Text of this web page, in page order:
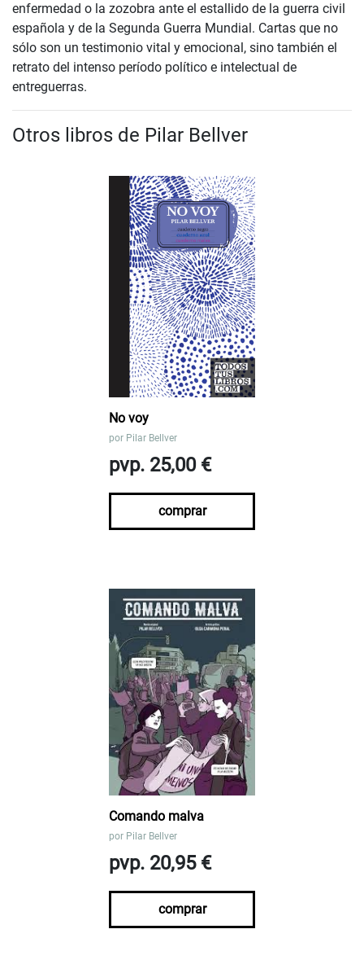
enfermedad o la zozobra ante el estallido de la guerra civil
española y de la Segunda Guerra Mundial. Cartas que no
sólo son un testimonio vital y emocional, sino también el
retrato del intenso período político e intelectual de
entreguerras.
Otros libros de Pilar Bellver
No voy
por Pilar Bellver
pvp. 25,00 €
comprar
Comando malva
por Pilar Bellver
pvp. 20,95 €
comprar